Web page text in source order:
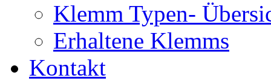
Klemm Typen-
Erhaltene Klemms
Kontakt